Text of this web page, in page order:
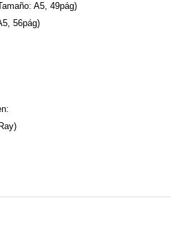
A5, 49pág)
56pág)